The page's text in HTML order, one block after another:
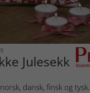
Julesekk
dansk, finsk og tysk.